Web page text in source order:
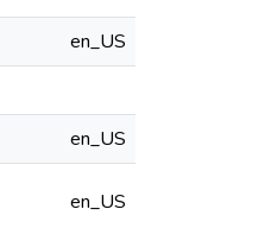
en_US
en_US
en_US